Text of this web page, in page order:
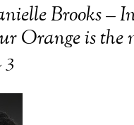
Brooks –
Orange is the